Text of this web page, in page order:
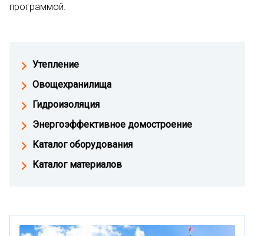
программой.
Утепление
Овощехранилища
Гидроизоляция
Энергоэффективное домостроение
Каталог оборудования
Каталог материалов